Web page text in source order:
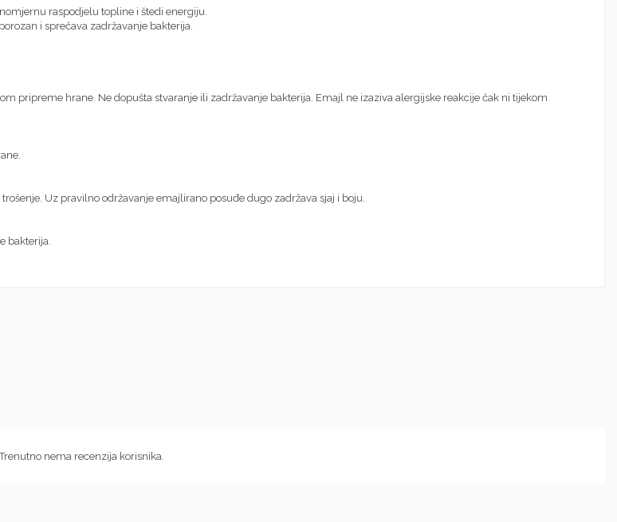
raspodjelu topline i štedi energiju.
i sprečava zadržavanje bakterija.
pripreme hrane. Ne dopušta stvaranje ili zadržavanje bakterija. Emajl ne izaziva alergijske reakcije čak ni tijekom
Uz pravilno održavanje emajlirano posuđe dugo zadržava sjaj i boju.
bakterija.
nema recenzija korisnika.